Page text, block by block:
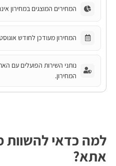
המחירים המוצגים במחירון
המחירון מעודכן לחודש אוגוסט
נותני השירות הפועלים עם
המחירון.
למה כדאי להשוות
אתא?